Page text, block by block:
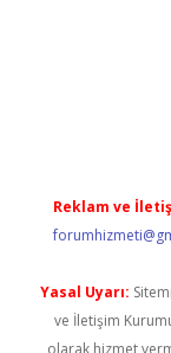
Reklam ve
Yasal Uyarı:
ve İletişim
olarak hizmet